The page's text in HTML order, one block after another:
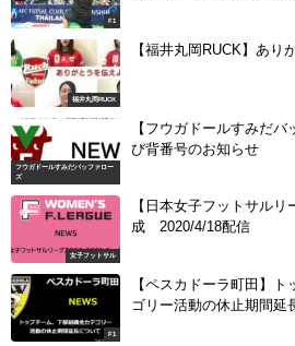
F1
福井丸岡RUCK
【福井丸岡RUCK】あり
フウガドールすみだバッファロー
ズ
【フウガドールすみだ
び背番号のお知らせ
女子フットサル
【日本女子フットサル
成 2020/4/18配信
F1
【ペスカドーラ町田】
ゴリー活動の休止期間延